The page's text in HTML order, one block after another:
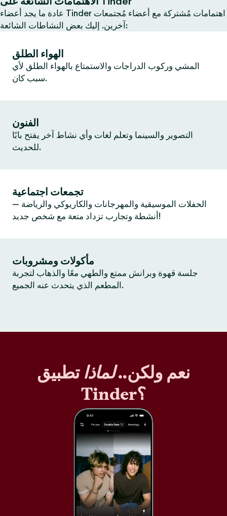
عادة ما يجد أعضاء Tinder اهتمامات مُشتركة مع أعضاء مُجتمعات
آخرين. إليك بعض النشاطات الشائعة:
الهواء الطلق
المشي وركوب الدراجات والاستمتاع بالهواء الطلق لأي
سبب كان.
الفنون
التصوير والسينما وتعلم لغات وأي نشاط آخر يفتح بابًا
للحديث.
تجمعات اجتماعية
الحفلات الموسيقية والمهرجانات والكاريوكي والرياضة —
أنشطة وتجارب تزداد متعة مع شخص جديد!
مأكولات ومشروبات
جلسة قهوة وبرانش ممتع والطهي معًا والذهاب لتجربة
المطعم الذي يتحدث عنه الجميع.
نعم ولكن..لماذا تطبيق
Tinder؟